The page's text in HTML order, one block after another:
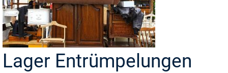
Lager Entrümpelungen